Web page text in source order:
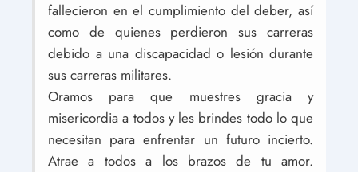
fallecieron en el cumplimiento del deber, así
como de quienes perdieron sus carreras
debido a una discapacidad o lesión durante
sus carreras militares.
Oramos para que muestres gracia y
misericordia a todos y les brindes todo lo que
necesitan para enfrentar un futuro incierto.
Atrae a todos a los brazos de tu amor.